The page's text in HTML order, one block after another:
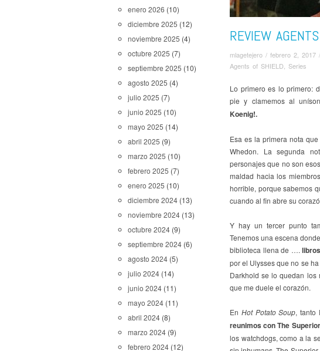
enero 2026 (10)
diciembre 2025 (12)
noviembre 2025 (4)
octubre 2025 (7)
septiembre 2025 (10)
agosto 2025 (4)
julio 2025 (7)
junio 2025 (10)
mayo 2025 (14)
abril 2025 (9)
marzo 2025 (10)
febrero 2025 (7)
enero 2025 (10)
diciembre 2024 (13)
noviembre 2024 (13)
octubre 2024 (9)
septiembre 2024 (6)
agosto 2024 (5)
julio 2024 (14)
junio 2024 (11)
mayo 2024 (11)
abril 2024 (8)
marzo 2024 (9)
febrero 2024 (12)
REVIEW
mlagetejero / febrero 2, 2017 /
Agents of SHIELD
Series
Lo primero es lo primero:
pie y clamemos al
Koenig!.
Esa es la primera nota
Whedon. La segunda
personajes que no son
maldad hacia los
horrible, porque sabemos
cuando al fin abre su
Y hay un tercer punto
Tenemos una escena
biblioteca llena de ….libros
por el Ulysses que no se
Darkhold se lo quedan los
que me duele el corazón.
En Hot Potato Soup, tanto
reunimos con The Superior
los watchdogs, como a la